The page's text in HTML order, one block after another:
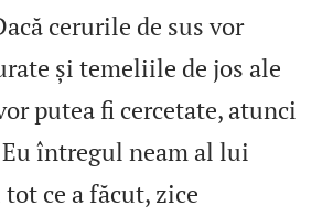
cerurile de sus vor
și temeliile de jos ale
putea fi cercetate, atunci
întregul neam al lui
ce a făcut, zice